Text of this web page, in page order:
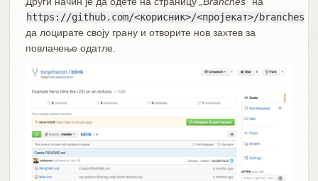
https://github.com/<корисник>/<пројекат>/branches
да лоцирате своју грану и отворите нов захтев за
повлачење одатле.